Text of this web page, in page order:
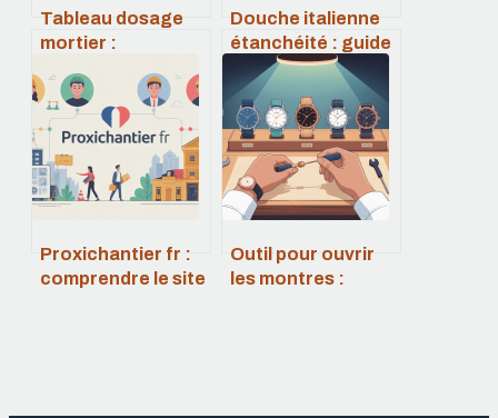
Tableau dosage
mortier :
idéales selon vos
travaux
Douche italienne
étanchéité : guide
complet pour une
douche durable et
sans fuite
Proxichantier fr :
comprendre le site
Outil pour ouvrir
les montres :